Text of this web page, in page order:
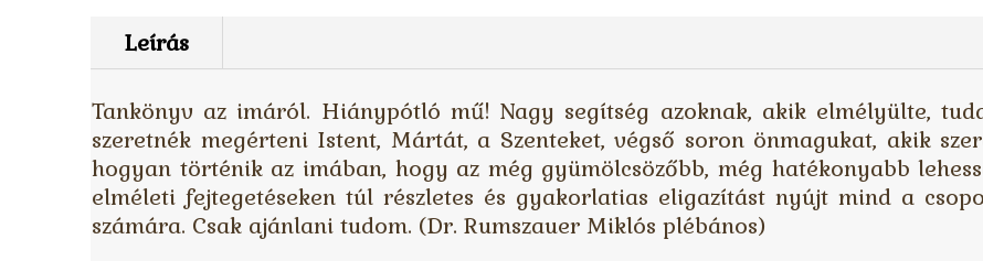
Rózsafüzér
2.
Leírás
Tankönyv az imáról. Hiánypótló mű! Nagy segítség azoknak, akik elmélyülte,
szeretnék megérteni Istent, Mártát, a Szenteket, végső soron önmagukat, akik
hogyan történik az imában, hogy az még gyümölcsözőbb, még hatékonyabb
elméleti fejtegetéseken túl részletes és gyakorlatias eligazítást nyújt mind a
számára. Csak ajánlani tudom. (Dr. Rumszauer Miklós plébános)